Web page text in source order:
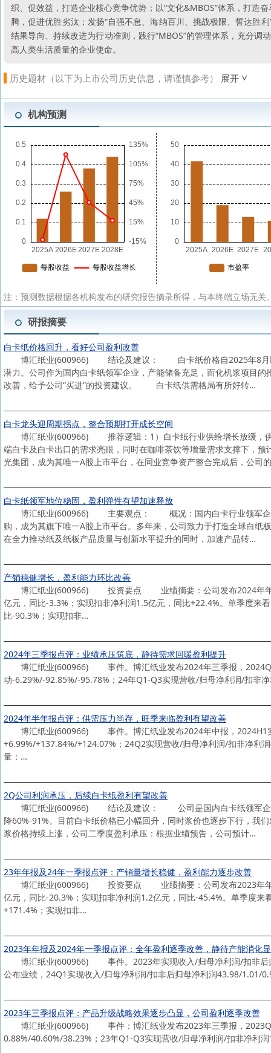
织、促效益，打造企业核心竞争优势；以“文化&MBOS”体系，打造
腾，促进优胜劣汰；发扬“自强不息、海纳百川、挑战极限、誓达胜
结果导向、持续改进为行动准则，践行“MBOS”的管理体系，充分
高人类生活质量的企业使命。
历史题材（以下为上市公司历史信息，请谨慎参考） 展开
机构预测
注：预测数据根据各机构发布的研究报告摘录所得，与本终端立场无
研报摘要
白卡纸价格回升，看好公司盈利改善
博汇纸业(600966) 结论及建议： 白卡纸价格自2025年8月以来
潜力。公司作为国内白卡纸领军企业，产能储备充足，而化机浆项目
改善，给予公司“买进”的投资建议。 白卡纸供需格局有所好转…
白卡龙头迎周期拐点，整合预期打开成长空间
博汇纸业(600966) 推荐逻辑：1）白卡纸行业供给增长放缓，供
端白卡及白卡出口的需求亮眼，同时在咖啡茶饮等增量需求支撑下，
光集团，成为其唯一A股上市平台，在同业竞争资产整合完成后，公司
白卡纸领军地位稳固，盈利弹性有望加速释放
博汇纸业(600966) 主要观点： 概况：国内白卡行业领军企业
购，成为其旗下唯一A股上市平台。多年来，公司致力于打造全球白
在全力推动纸及纸板产品质量与创新水平提升的同时，加速产品转…
产销稳健增长，盈利能力环比改善
博汇纸业(600966) 投资要点 业绩摘要：公司发布2024年年报
亿元，同比-3.3%；实现扣非净利润1.5亿元，同比+22.4%。单季度来
比-90.3%；实现扣非…
2024年三季报点评：业绩承压筑底，静待需求回暖盈利提升
博汇纸业(600966) 事件。博汇纸业发布2024年三季报，
动-6.29%/-92.85%/-95.78%；24年Q1-Q3实现营收/归母净利润/扣
2024年半年报点评：供需压力尚存，旺季来临盈利有望改善
博汇纸业(600966) 事件。博汇纸业发布2024年中报，2024H1
+6.99%/+137.84%/+124.07%；24Q2实现营收/归母净利润/扣非净
量：…
2Q公司利润承压，后续白卡纸盈利有望改善
博汇纸业(600966) 结论及建议： 公司是国内白卡纸领军企业，
降60%-91%。目前白卡纸价格已小幅回升，同时浆价也逐步下行，
浆价格持续上涨，公司二季度盈利承压：根据业绩预告，公司预计…
23年年报及24年一季报点评：产销量增长稳健，盈利能力逐步改善
博汇纸业(600966) 投资要点 业绩摘要：公司发布2023年年报
亿元，同比-20.3%；实现扣非净利润1.2亿元，同比-45.4%。单季度
+171.4%；实现扣非…
2023年年报及2024年一季报点评：全年盈利逐季改善，静待产能消化
博汇纸业(600966) 事件。2023年实现收入/归母净利润/扣非后归
公布业绩，24Q1实现收入/归母净利润/扣非后归母净利润43.98/
2023年三季报点评：产品升级战略效果逐步凸显，公司盈利逐季改善
博汇纸业(600966) 事件：博汇纸业发布2023年三季报，
0.88%/40.60%/38.23%；23年Q1-Q3实现营收/归母净利润/扣非净